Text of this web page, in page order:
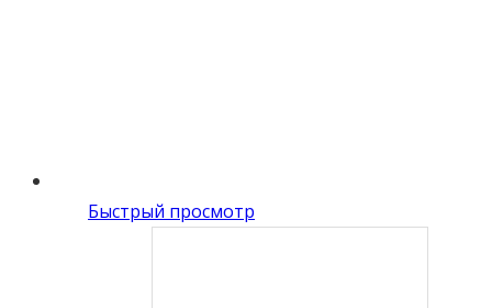
Быстрый просмотр